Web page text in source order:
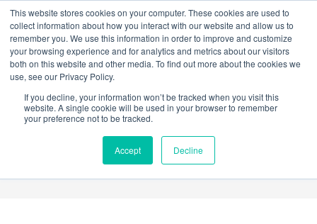
This website stores cookies on your computer. These cookies are used to
collect information about how you interact with our website and allow us to
remember you. We use this information in order to improve and customize
your browsing experience and for analytics and metrics about our visitors
both on this website and other media. To find out more about the cookies we
use, see our Privacy Policy.
If you decline, your information won’t be tracked when you visit this
website. A single cookie will be used in your browser to remember
your preference not to be tracked.
Accept Decline
Die Loire-Schlösser: Kulturerbe
entlang des majestätischen
Flusses
Sie befinden sich hier:Start
Fahrradreise
Die Loire-Schlösser: Kulturerbe entlang des…